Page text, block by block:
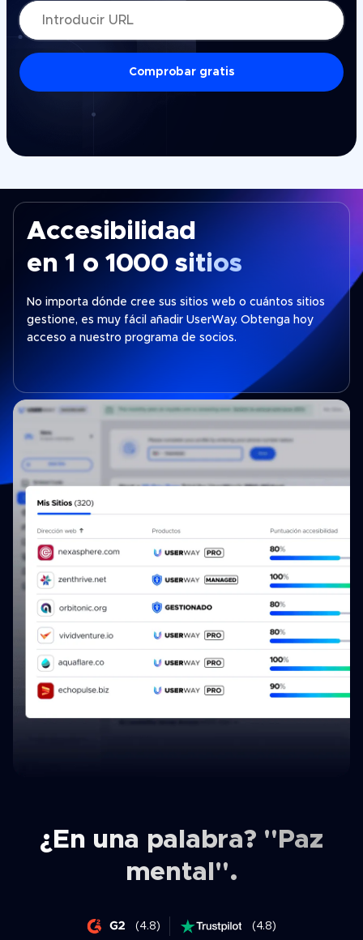
Introducir URL
Comprobación
Comprobar gratis
Accesibilidad
en 1 o 1000 sitios
No importa dónde cree sus sitios web o cuántos sitios
gestione, es muy fácil añadir UserWay. Obtenga hoy
acceso a nuestro programa de socios.
¿En una palabra? "Paz
mental".
(4.8) (4.8)